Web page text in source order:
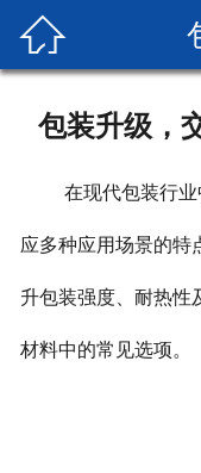

包装升级，
在现代包装行
应多种应用场景的特
升包装强度、耐热性
材料中的常见选项。